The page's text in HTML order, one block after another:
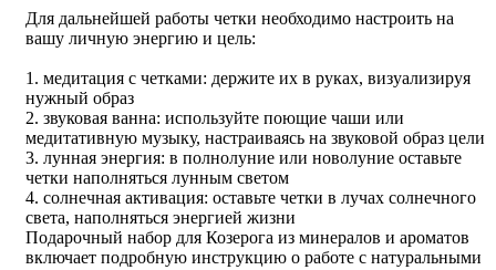
Для дальнейшей работы четки необходимо настроить на
вашу личную энергию и цель:
1. медитация с четками: держите их в руках, визуализируя
нужный образ
2. звуковая ванна: используйте поющие чаши или
медитативную музыку, настраиваясь на звуковой образ цели
3. лунная энергия: в полнолуние или новолуние оставьте
четки наполняться лунным светом
4. солнечная активация: оставьте четки в лучах солнечного
света, наполняться энергией жизни
Подарочный набор для Козерога из минералов и ароматов
включает подробную инструкцию о работе с натуральными